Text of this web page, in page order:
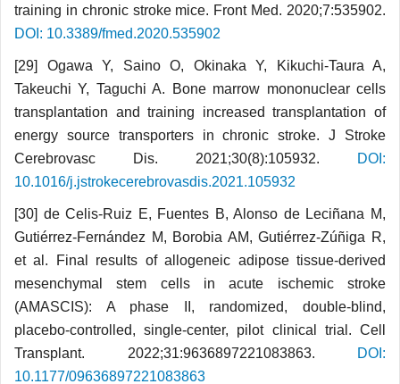
training in chronic stroke mice. Front Med. 2020;7:535902.
DOI: 10.3389/fmed.2020.535902
[29] Ogawa Y, Saino O, Okinaka Y, Kikuchi-Taura A,
Takeuchi Y, Taguchi A. Bone marrow mononuclear cells
transplantation and training increased transplantation of
energy source transporters in chronic stroke. J Stroke
Cerebrovasc Dis. 2021;30(8):105932.
DOI:
10.1016/j.jstrokecerebrovasdis.2021.105932
[30] de Celis-Ruiz E, Fuentes B, Alonso de Leciñana M,
Gutiérrez-Fernández M, Borobia AM, Gutiérrez-Zúñiga R,
et al. Final results of allogeneic adipose tissue-derived
mesenchymal stem cells in acute ischemic stroke
(AMASCIS): A phase II, randomized, double-blind,
placebo-controlled, single-center, pilot clinical trial. Cell
Transplant. 2022;31:9636897221083863.
DOI:
10.1177/09636897221083863